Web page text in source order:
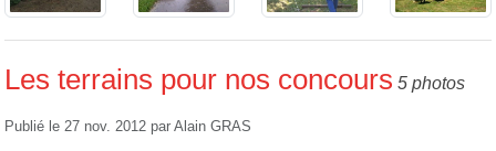
Les terrains pour nos concours 5 photos
Publié le 27 nov. 2012 par Alain GRAS